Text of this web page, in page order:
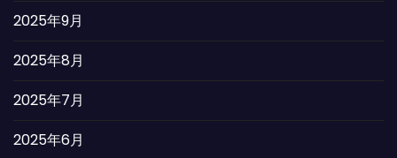
2025年9月
2025年8月
2025年7月
2025年6月